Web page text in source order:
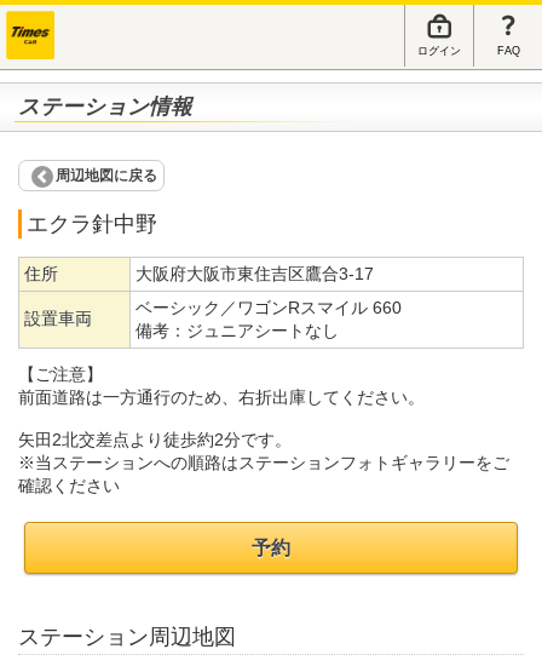
ログイン FAQ
ステーション情報
周辺地図に戻る
エクラ針中野
住所 大阪府大阪市東住吉区鷹合3-17
設置車両
ベーシック／ワゴンRスマイル 660
備考： ジュニアシートなし
【ご注意】
前面道路は一方通行のため、右折出庫してください。
矢田2北交差点より徒歩約2分です。
※当ステーションへの順路はステーションフォトギャラリーをご
確認ください
予約
ステーション周辺地図